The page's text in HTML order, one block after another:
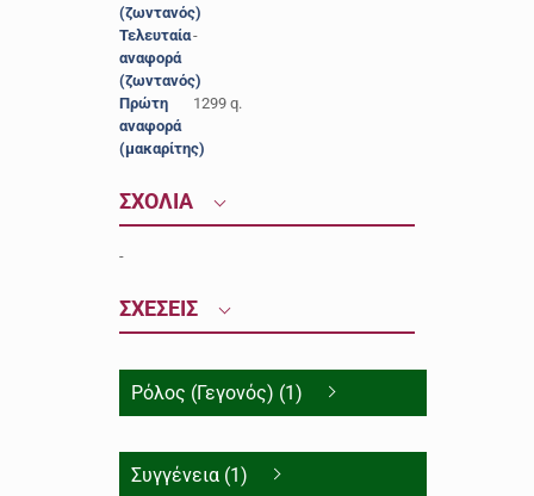
(ζωντανός)
Τελευταία
αναφορά
(ζωντανός)
-
Πρώτη
αναφορά
(μακαρίτης)
1299 q.
ΣΧΟΛΙΑ
-
ΣΧΕΣΕΙΣ
Ρόλος (Γεγονός) (1)
Συγγένεια (1)